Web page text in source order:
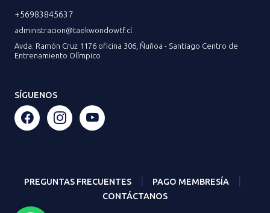
+56983845637
administracion@taekwondowtf.cl
Avda. Ramón Cruz 1176 oficina 306, Ñuñoa - Santiago Centro de
Entrenamiento Olímpico
SÍGUENOS
PREGUNTAS FRECUENTES PAGO MEMBRESÍA
CONTÁCTANOS